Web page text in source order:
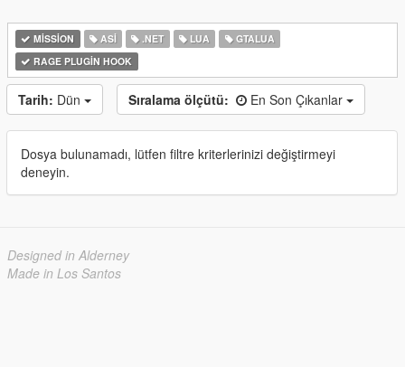
MISSION ASI .NET LUA
GTALUA
RAGE PLUGIN HOOK
Tarih: Dün Sıralama ölçütü: En Son Çıkanlar
Dosya bulunamadı, lütfen filtre kriterlerinizi değiştirmeyi
deneyin.
Designed in Alderney
Made in Los Santos